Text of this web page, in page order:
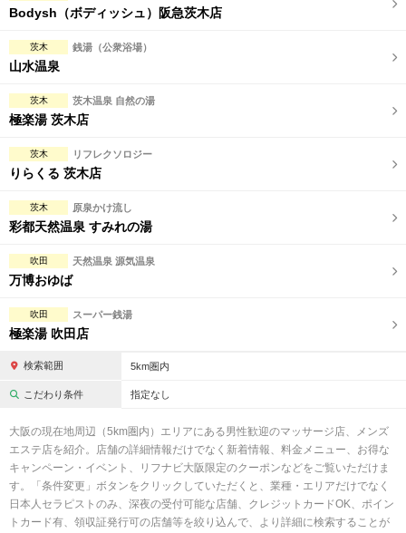
Bodysh（ボディッシュ）阪急茨木店
茨木 銭湯（公衆浴場）
山水温泉
茨木 茨木温泉 自然の湯
極楽湯 茨木店
茨木 リフレクソロジー
りらくる 茨木店
茨木 原泉かけ流し
彩都天然温泉 すみれの湯
吹田 天然温泉 源気温泉
万博おゆば
吹田 スーパー銭湯
極楽湯 吹田店
検索範囲 5km圏内
こだわり条件 指定なし
大阪の現在地周辺（5km圏内）エリアにある男性歓迎のマッサージ店、メンズ
エステ店を紹介。店舗の詳細情報だけでなく新着情報、料金メニュー、お得な
キャンペーン・イベント、リフナビ大阪限定のクーポンなどをご覧いただけま
す。「条件変更」ボタンをクリックしていただくと、業種・エリアだけでなく
日本人セラピストのみ、深夜の受付可能な店舗、クレジットカードOK、ポイン
トカード有、領収証発行可の店舗等を絞り込んで、より詳細に検索することが